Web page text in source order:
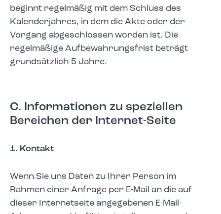
beginnt regelmäßig mit dem Schluss des
Kalenderjahres, in dem die Akte oder der
Vorgang abgeschlossen worden ist. Die
regelmäßige Aufbewahrungsfrist beträgt
grundsätzlich 5 Jahre.
C. Informationen zu speziellen
Bereichen der Internet-Seite
1. Kontakt
Wenn Sie uns Daten zu Ihrer Person im
Rahmen einer Anfrage per E-Mail an die auf
dieser Internetseite angegebenen E-Mail-